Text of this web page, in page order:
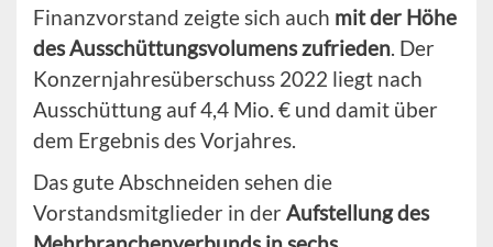
Finanzvorstand zeigte sich auch mit der Höhe
des Ausschüttungsvolumens zufrieden . Der
Konzernjahresüberschuss 2022 liegt nach
Ausschüttung auf 4,4 Mio. € und damit über
dem Ergebnis des Vorjahres.
Das gute Abschneiden sehen die
Vorstandsmitglieder in derAufstellung des